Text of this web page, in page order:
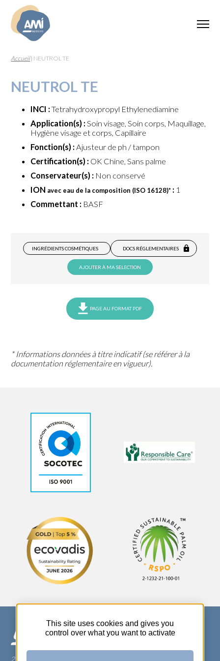
Accueil| NEUTROL TE
NEUTROL TE
INCI : Tetrahydroxypropyl Ethylenediamine
Application(s) : Soin visage, Soin corps, Maquillage,
Hygiène visage et corps, Capillaire
Fonction(s) : Ajusteur de ph / tampon
Certification(s) : OK Chine, Sans palme
Conservateur(s) : Non conservé
ION avec eau de la composition (ISO 16128)* : 1
Commettant : BASF
INGRÉDIENTS COSMÉTIQUES DOCS RÉGLEMENTAIRES
AJOUTER À MA SELECTION
PAGE AU FORMAT PDF
* Informations données à titre indicatif (se référer à la
documentation réglementaire en vigueur).
270 Rue Thérèse Planiol - 37310 TAUXIGNY
This site uses cookies and gives you
control over what you want to activate